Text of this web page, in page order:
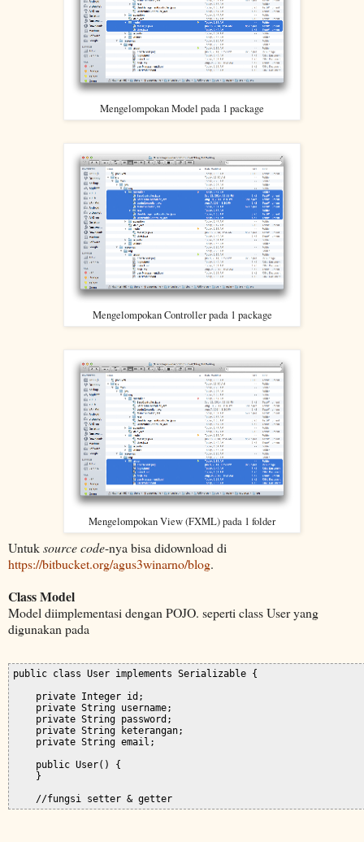
Mengelompokan Model pada 1 package
Mengelompokan Controller pada 1 package
Mengelompokan View (FXML) pada 1 folder
Untuksource code-nya bisa didownload di
https://bitbucket.org/agus3winarno/blog.
Class Model
Model diimplementasi dengan POJO. seperti class User yang
digunakan pada
public class User implements Serializable {
    private Integer id;
    private String username;
    private String password;
    private String keterangan;
    private String email;
    public User() {
    }